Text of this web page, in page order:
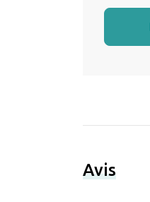
Avis